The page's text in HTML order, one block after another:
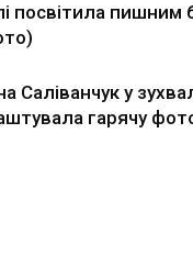
посвітила пишним
Саліванчук у
гарячу